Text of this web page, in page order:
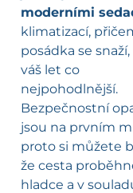
moderními
klimatizací,
posádka se snaží,
váš let co
nejpohodlnější.
Bezpečnostní
jsou na prvním
proto si můžete
že cesta
hladce a v